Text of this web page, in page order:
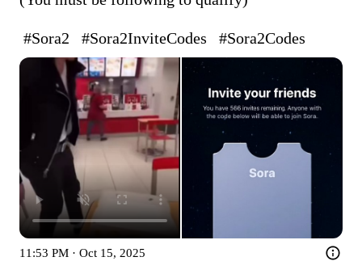
#Sora2 #Sora2InviteCodes #Sora2Codes
11:53 PM · Oct 15, 2025